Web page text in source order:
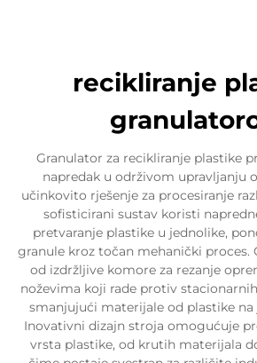
recikliranje
Granulator za recikliranje plastike
napredak u održivom upravljanju
učinkovito rješenje za procesiranje
sofisticirani sustav koristi
pretvaranje plastike u jednolike,
granule kroz točan mehanički proces.
od izdržljive komore za rezanje
noževima koji rade protiv
smanjujući materijale od plastike
Inovativni dizajn stroja omogućuje
vrsta plastike, od krutih materijala